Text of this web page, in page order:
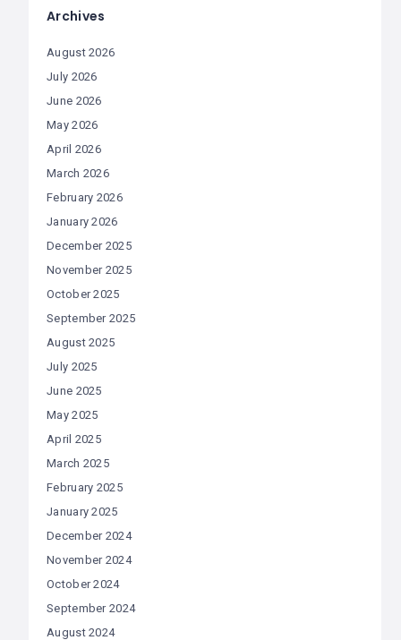
Archives
August 2026
July 2026
June 2026
May 2026
April 2026
March 2026
February 2026
January 2026
December 2025
November 2025
October 2025
September 2025
August 2025
July 2025
June 2025
May 2025
April 2025
March 2025
February 2025
January 2025
December 2024
November 2024
October 2024
September 2024
August 2024